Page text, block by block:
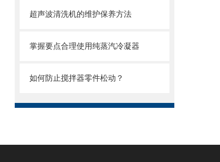
超声波清洗机的维护保养方法
掌握要点合理使用纯蒸汽冷凝器
如何防止搅拌器零件松动？